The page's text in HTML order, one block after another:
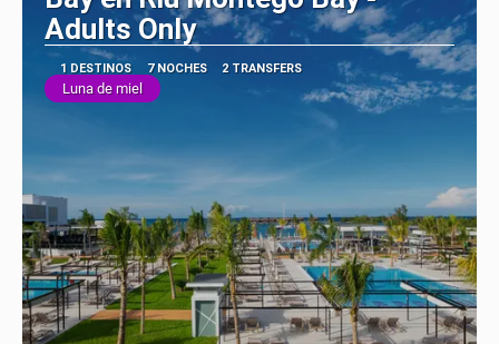
Adults Only
1 DESTINOS 7 NOCHES 2 TRANSFERS
Luna de miel